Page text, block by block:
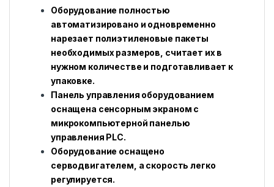
Оборудование полностью
автоматизировано и одновременно
нарезает полиэтиленовые пакеты
необходимых размеров, считает их в
нужном количестве и подготавливает к
упаковке.
Панель управления оборудованием
оснащена сенсорным экраном с
микрокомпьютерной панелью
управления PLC.
Оборудование оснащено
серводвигателем, а скорость легко
регулируется.